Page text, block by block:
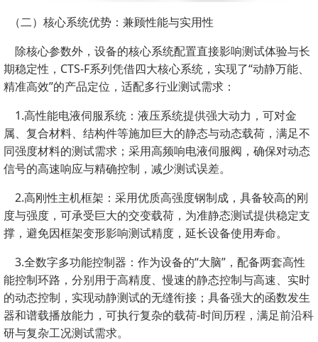
（二）核心系统优势：兼顾性能与实用性
除核心参数外，设备的核心系统配置直接影响测试体验与长
期稳定性，CTS-F系列凭借四大核心系统，实现了“动静万能、
精准高效”的产品定位，适配多行业测试需求：
1.高性能电液伺服系统：液压系统提供强大动力，可对金
属、复合材料、结构件等施加巨大的静态与动态载荷，满足不
同强度材料的测试需求；采用高频响电液伺服阀，确保对动态
信号的高速响应与精确控制，减少测试误差。
2.高刚性主机框架：采用优质高强度钢制成，具备较高的刚
度与强度，可承受巨大的交变载荷，为准静态测试提供稳定支
撑，避免因框架变形影响测试精度，延长设备使用寿命。
3.全数字多功能控制器：作为设备的“大脑”，配备两套高性
能控制环路，分别用于高精度、慢速的静态控制与高速、实时
的动态控制，实现动静测试的无缝衔接；具备强大的函数发生
器和谱载播放能力，可执行复杂的载荷-时间历程，满足前沿科
研与复杂工况测试需求。